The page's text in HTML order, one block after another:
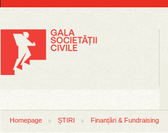
Homepage ȘTIRI Finanțări & Fundraising